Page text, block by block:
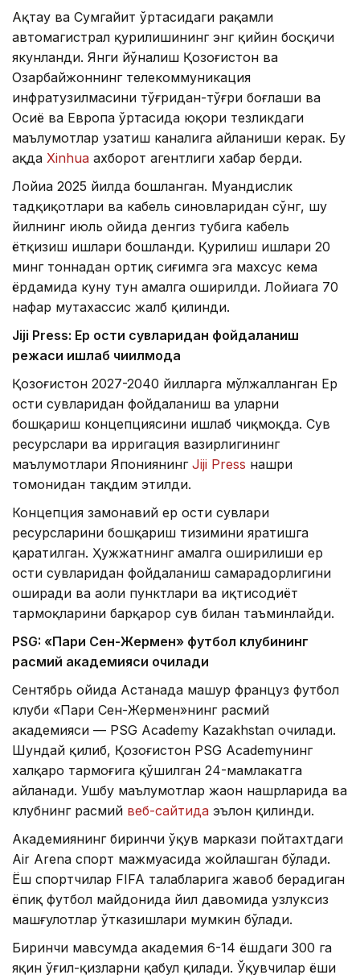
Ақтау ва Сумгайит ўртасидаги рақамли
автомагистрал қурилишининг энг қийин босқичи
якунланди. Янги йўналиш Қозоғистон ва
Озарбайжоннинг телекоммуникация
инфратузилмасини тўғридан-тўғри боғлаши ва
Осиё ва Европа ўртасида юқори тезликдаги
маълумотлар узатиш каналига айланиши керак. Бу
ҳақда Xinhua ахборот агентлиги хабар берди.
Лойиҳа 2025 йилда бошланган. Муҳандислик
тадқиқотлари ва кабель синовларидан сўнг, шу
йилнинг июль ойида денгиз тубига кабель
ётқизиш ишлари бошланди. Қурилиш ишлари 20
минг тоннадан ортиқ сиғимга эга махсус кема
ёрдамида куну тун амалга оширилди. Лойиҳага 70
нафар мутахассис жалб қилинди.
Jiji Press: Ер ости сувларидан фойдаланиш
режаси ишлаб чиқилмоқда
Қозоғистон 2027-2040 йилларга мўлжалланган Ер
ости сувларидан фойдаланиш ва уларни
бошқариш концепциясини ишлаб чиқмоқда. Сув
ресурслари ва ирригация вазирлигининг
маълумотлари Япониянинг Jiji Press нашри
томонидан тақдим этилди.
Концепция замонавий ер ости сувлари
ресурсларини бошқариш тизимини яратишга
қаратилган. Ҳужжатнинг амалга оширилиши ер
ости сувларидан фойдаланиш самарадорлигини
оширади ва аҳоли пунктлари ва иқтисодиёт
тармоқларини барқарор сув билан таъминлайди.
PSG: «Пари Сен-Жермен» футбол клубининг
расмий академияси очилади
Сентябрь ойида Астанада машҳур француз футбол
клуби «Пари Сен-Жермен»нинг расмий
академияси — PSG Academy Kazakhstan очилади.
Шундай қилиб, Қозоғистон PSG Academyнинг
халқаро тармоғига қўшилган 24-мамлакатга
айланади. Ушбу маълумотлар жаҳон нашрларида ва
клубнинг расмий веб-сайтида эълон қилинди.
Академиянинг биринчи ўқув маркази пойтахтдаги
Air Arena спорт мажмуасида жойлашган бўлади.
Ёш спортчилар FIFA талабларига жавоб берадиган
ёпиқ футбол майдонида йил давомида узлуксиз
машғулотлар ўтказишлари мумкин бўлади.
Биринчи мавсумда академия 6-14 ёшдаги 300 га
яқин ўғил-қизларни қабул қилади. Ўқувчилар ёши